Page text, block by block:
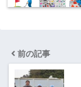
前の記事